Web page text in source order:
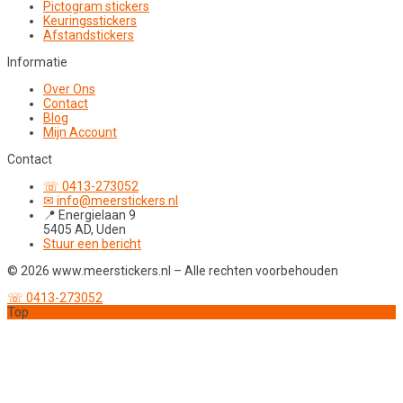
Pictogram stickers
Keuringsstickers
Afstandstickers
Informatie
Over Ons
Contact
Blog
Mijn Account
Contact
☏ 0413-273052
✉ info@meerstickers.nl
📍 Energielaan 9
5405 AD, Uden
Stuur een bericht
© 2026 www.meerstickers.nl – Alle rechten voorbehouden
☏ 0413-273052
Top